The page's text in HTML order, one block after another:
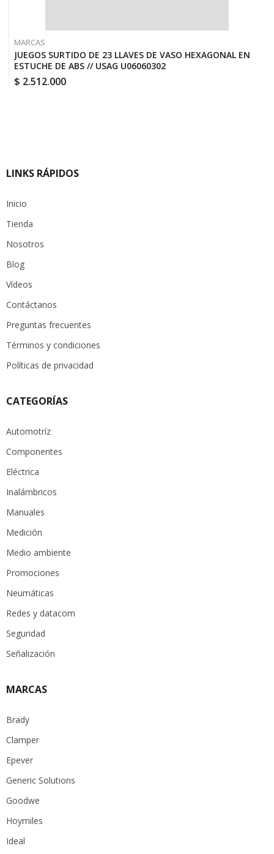
MARCAS
JUEGOS SURTIDO DE 23 LLAVES DE VASO HEXAGONAL EN
ESTUCHE DE ABS // USAG U06060302
$ 2.512.000
LINKS RÁPIDOS
Inicio
Tienda
Nosotros
Blog
Vídeos
Contáctanos
Preguntas frecuentes
Términos y condiciones
Políticas de privacidad
CATEGORÍAS
Automotríz
Componentes
Eléctrica
Inalámbricos
Manuales
Medición
Medio ambiente
Promociones
Neumáticas
Redes y datacom
Seguridad
Señalización
MARCAS
Brady
Clamper
Epever
Generic Solutions
Goodwe
Hoymiles
Ideal